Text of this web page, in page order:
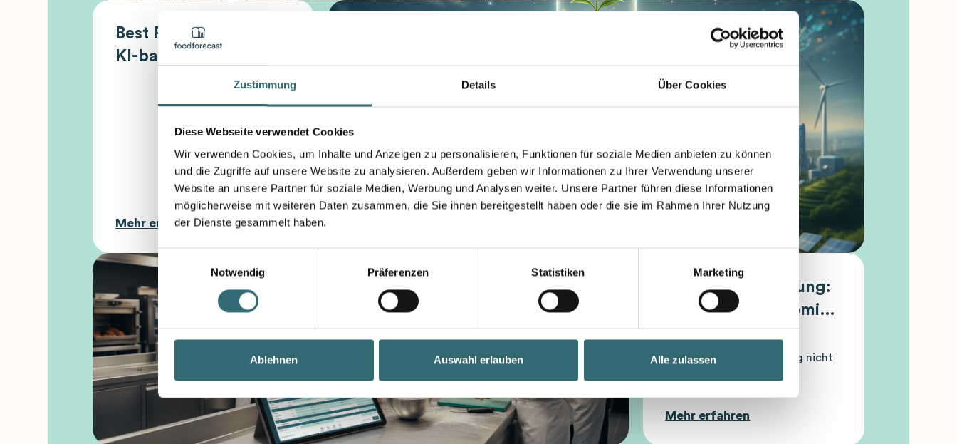
Zustimmung Details Über Cookies
Diese Webseite verwendet Cookies
Wir verwenden Cookies, um Inhalte und Anzeigen zu personalisieren, Funktionen für soziale Medien anbieten zu können
und die Zugriffe auf unsere Website zu analysieren. Außerdem geben wir Informationen zu Ihrer Verwendung unserer
Website an unsere Partner für soziale Medien, Werbung und Analysen weiter. Unsere Partner führen diese Informationen
möglicherweise mit weiteren Daten zusammen, die Sie ihnen bereitgestellt haben oder die sie im Rahmen Ihrer Nutzung
der Dienste gesammelt haben.
Einwilligungsauswahl
Notwendig
Präferenzen Statistiken Marketing
Ablehnen Auswahl erlauben Alle zulassen
Best Practice Report:
KI-basierte
Absatzprognosen in
Systemgastronomie
für mehr
Nachhaltigkeit
Mehr erfahren
Produktionsplanung:
Warum Gastronomie
ohne smarte Planung
nicht mehr
konkurrenzfähig ist
Warum klassische Planung nicht
Mehr erfahren